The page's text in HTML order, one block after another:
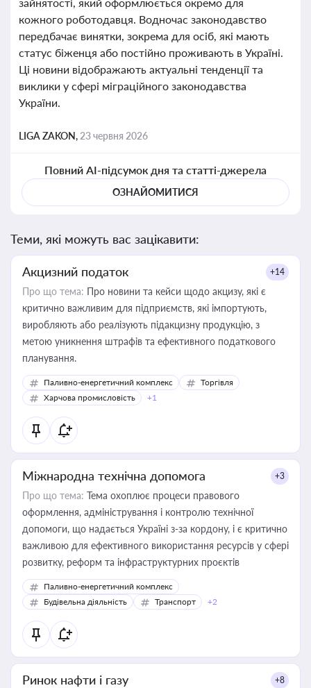
кожного роботодавця. Водночас законодавство
передбачає винятки, зокрема для осіб, які мають
статус біженця або постійно проживають в Україні.
Ці новини відображають актуальні тенденції та
виклики у сфері міграційного законодавства
України.
LIGA ZAKON, 23 червня 2026
Повний AI-підсумок дня та статті-джерела
ОЗНАЙОМИТИСЯ
Теми, які можуть вас зацікавити:
Акцизний податок +14
Про що тема: Про новини та кейси щодо акцизу, які є
критично важливим для підприємств, які імпортують,
виробляють або реалізують підакцизну продукцію, з
метою уникнення штрафів та ефективного податкового
планування.
Паливно-енергетичний комплекс
Торгівля
Харчова промисловість
+1
Міжнародна технічна допомога +3
Про що тема: Тема охоплює процеси правового
оформлення, адміністрування і контролю технічної
допомоги, що надається Україні з-за кордону, і є критично
важливою для ефективного використання ресурсів у сфері
розвитку, реформ та інфраструктурних проєктів
Паливно-енергетичний комплекс
Будівельна діяльність
Транспорт +2
Ринок нафти і газу +8